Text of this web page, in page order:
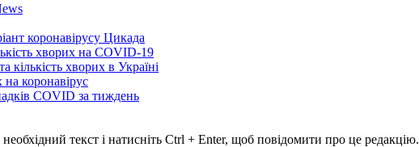
коронавірусу Цикада
хворих на COVID-19
хворих в Україні
на коронавірус
COVID за тиждень
текст і натисніть Ctrl + Enter, щоб повідомити про це редакцію.